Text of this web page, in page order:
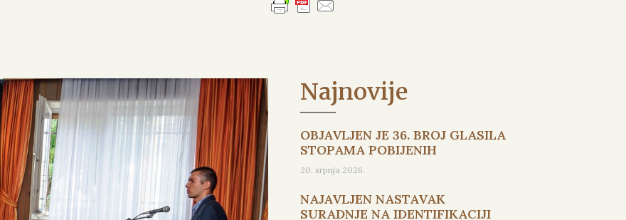
Najnovije
OBJAVLJEN JE 36. BROJ GLASILA
STOPAMA POBIJENIH
20. srpnja 2026.
NAJAVLJEN NASTAVAK
SURADNJE NA IDENTIFIKACIJI